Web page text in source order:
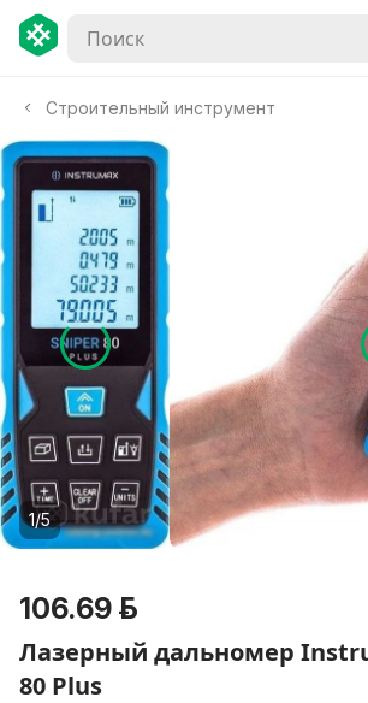
Строительный инструмент
1/5
106.69 р.
Лазерный дальномер
80 Plus